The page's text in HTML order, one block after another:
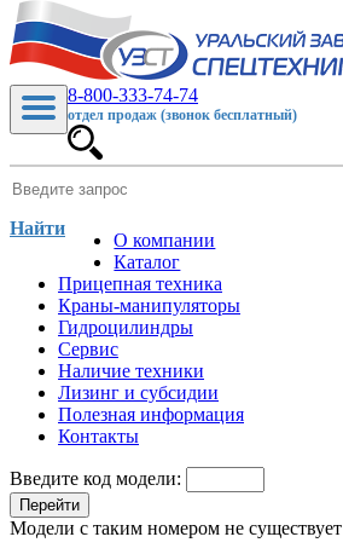
8-800-333-74-74
отдел продаж (звонок бесплатный)
Найти
О компании
Каталог
Прицепная техника
Краны-манипуляторы
Гидроцилиндры
Сервис
Наличие техники
Лизинг и субсидии
Полезная информация
Контакты
Введите код модели:
Перейти
Модели с таким номером не существует